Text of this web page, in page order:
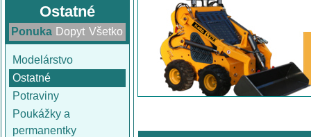
Ostatné
Ponuka Dopyt Všetko
Modelárstvo
Ostatné
Potraviny
Poukážky a
permanentky